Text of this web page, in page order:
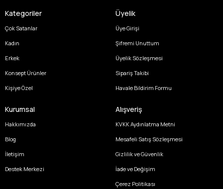
Kategoriler
Çok Satanlar
Kadın
Erkek
Konsept Ürünler
Kişiye Özel
Üyelik
Üye Girişi
Şifremi Unuttum
Üyelik Sözleşmesi
Sipariş Takibi
Havale Bildirim Formu
Kurumsal
Hakkımızda
Blog
İletişim
Destek Merkezi
Alışveriş
KVKK Aydınlatma Metni
Mesafeli Satış Sözleşmesi
Gizlilik ve Güvenlik
İade ve Değişim
Çerez Politikası